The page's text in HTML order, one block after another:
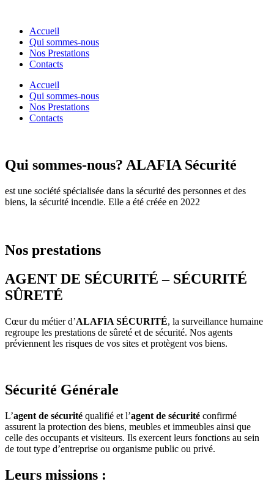
Accueil
Qui sommes-nous
Nos Prestations
Contacts
Accueil
Qui sommes-nous
Nos Prestations
Contacts
Qui sommes-nous? ALAFIA Sécurité
est une société spécialisée dans la sécurité des personnes et des
biens, la sécurité incendie. Elle a été créée en 2022
Nos prestations
AGENT DE SÉCURITÉ – SÉCURITÉ
SÛRETÉ
Cœur du métier d’ALAFIA SÉCURITÉ, la surveillance humaine
regroupe les prestations de sûreté et de sécurité. Nos agents
préviennent les risques de vos sites et protègent vos biens.
Sécurité Générale
L’agent de sécurité qualifié et l’agent de sécurité confirmé
assurent la protection des biens, meubles et immeubles ainsi que
celle des occupants et visiteurs. Ils exercent leurs fonctions au sein
de tout type d’entreprise ou organisme public ou privé.
Leurs missions :